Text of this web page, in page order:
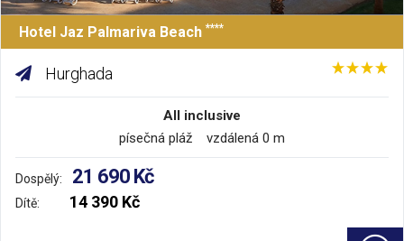
Hotel Jaz Palmariva Beach ****
Hurghada
All inclusive
písečná pláž vzdálená 0 m
Dospělý: 21 690 Kč
Dítě: 14 390 Kč